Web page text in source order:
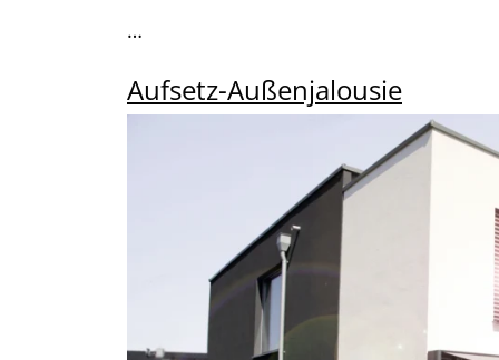
…
Aufsetz-Außenjalousie